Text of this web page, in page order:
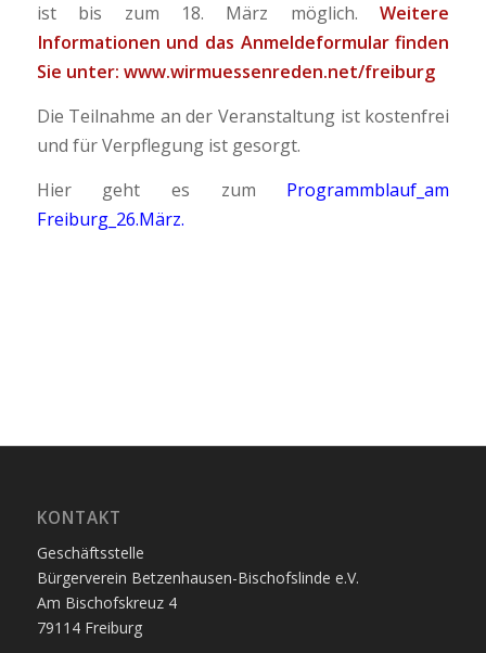
ist bis zum 18. März möglich.Weitere
Informationen und das Anmeldeformular finden
Sie unter: www.wirmuessenreden.net/freiburg
Die Teilnahme an der Veranstaltung ist kostenfrei
und für Verpflegung ist gesorgt.
Hier geht es zum Programmblauf_am
Freiburg_26.März.
KONTAKT
Geschäftsstelle
Bürgerverein Betzenhausen-Bischofslinde e.V.
Am Bischofskreuz 4
79114 Freiburg